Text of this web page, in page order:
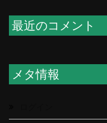
最近のコメント
メタ情報